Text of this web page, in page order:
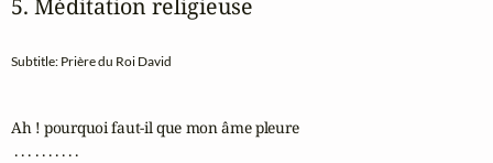
5. Méditation religieuse
Subtitle: Prière du Roi David
Ah ! pourquoi faut-il que mon âme pleure
. . . . . . . . . .